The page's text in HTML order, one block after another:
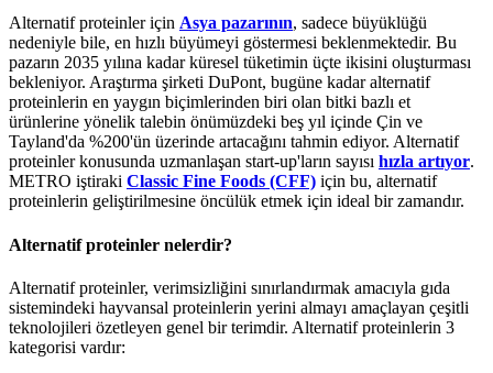
Alternatif proteinler için Asya pazarının, sadece büyüklüğü
nedeniyle bile, en hızlı büyümeyi göstermesi beklenmektedir. Bu
pazarın 2035 yılına kadar küresel tüketimin üçte ikisini oluşturması
bekleniyor. Araştırma şirketi DuPont, bugüne kadar alternatif
proteinlerin en yaygın biçimlerinden biri olan bitki bazlı et
ürünlerine yönelik talebin önümüzdeki beş yıl içinde Çin ve
Tayland'da %200'ün üzerinde artacağını tahmin ediyor. Alternatif
proteinler konusunda uzmanlaşan start-up'ların sayısı hızla artıyor.
METRO iştiraki Classic Fine Foods (CFF) için bu, alternatif
proteinlerin geliştirilmesine öncülük etmek için ideal bir zamandır.
Alternatif proteinler nelerdir?
Alternatif proteinler, verimsizliğini sınırlandırmak amacıyla gıda
sistemindeki hayvansal proteinlerin yerini almayı amaçlayan çeşitli
teknolojileri özetleyen genel bir terimdir. Alternatif proteinlerin 3
kategorisi vardır: